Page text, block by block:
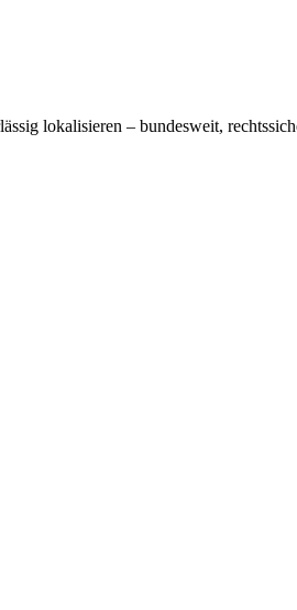
lokalisieren – bundesweit,